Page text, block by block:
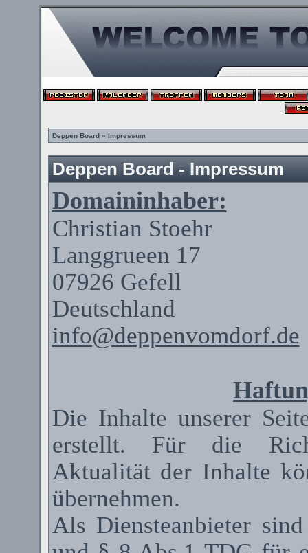
Deppen Board» Impressum
Deppen Board - Impressum
Domaininhaber:
Christian Stoehr
Langgrueen 17
07926 Gefell
Deutschland
info@deppenvomdorf.de
Die Inhalte unserer
erstellt. Für die
Aktualität der Inhalte
übernehmen.
Als Diensteanbieter